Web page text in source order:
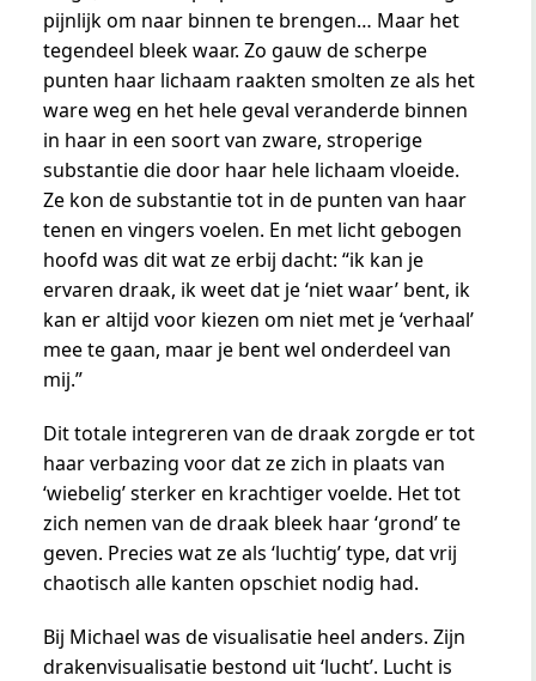
pijnlijk om naar binnen te brengen… Maar het
tegendeel bleek waar. Zo gauw de scherpe
punten haar lichaam raakten smolten ze als het
ware weg en het hele geval veranderde binnen
in haar in een soort van zware, stroperige
substantie die door haar hele lichaam vloeide.
Ze kon de substantie tot in de punten van haar
tenen en vingers voelen. En met licht gebogen
hoofd was dit wat ze erbij dacht: “ik kan je
ervaren draak, ik weet dat je ‘niet waar’ bent, ik
kan er altijd voor kiezen om niet met je ‘verhaal’
mee te gaan, maar je bent wel onderdeel van
mij.”
Dit totale integreren van de draak zorgde er tot
haar verbazing voor dat ze zich in plaats van
‘wiebelig’ sterker en krachtiger voelde. Het tot
zich nemen van de draak bleek haar ‘grond’ te
geven. Precies wat ze als ‘luchtig’ type, dat vrij
chaotisch alle kanten opschiet nodig had.
Bij Michael was de visualisatie heel anders. Zijn
drakenvisualisatie bestond uit ‘lucht’. Lucht is